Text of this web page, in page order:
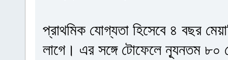
প্রাথমিক যোগ্যতা হিসেবে ৪ বছর
লাগে। এর সঙ্গে টোফেলে ন্যূনতম